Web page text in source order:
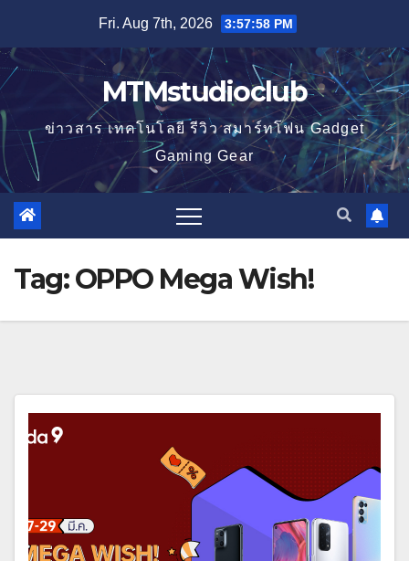
content
Fri. Aug 7th, 2026 3:57:59 PM
MTMstudioclub
ข่าวสาร เทคโนโลยี รีวิว สมาร์ทโฟน Gadget
Gaming Gear
Tag:OPPO Mega Wish!